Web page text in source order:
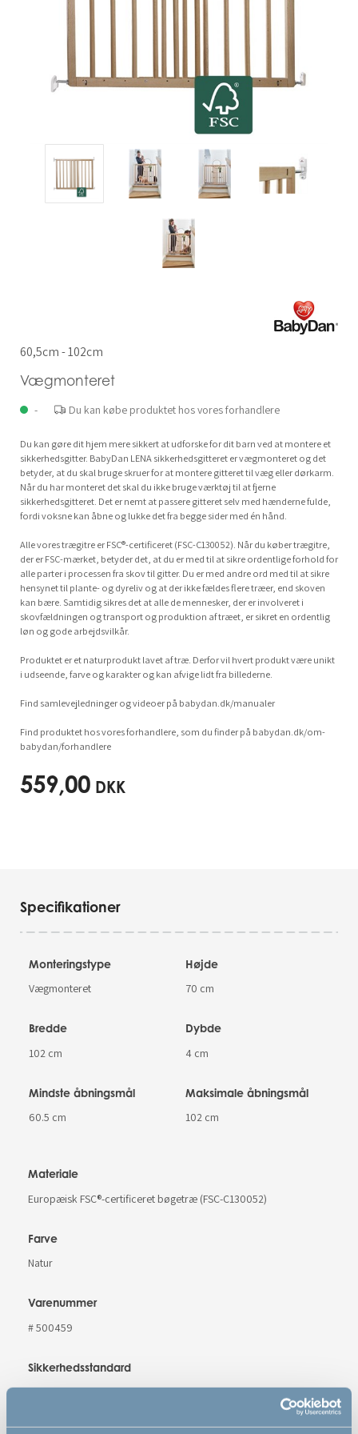
60,5cm - 102cm
Vægmonteret
- Du kan købe produktet hos vores forhandlere
Du kan gøre dit hjem mere sikkert at udforske for dit barn ved at montere et
sikkerhedsgitter. BabyDan LENA sikkerhedsgitteret er vægmonteret og det
betyder, at du skal bruge skruer for at montere gitteret til væg eller dørkarm.
Når du har monteret det skal du ikke bruge værktøj til at fjerne
sikkerhedsgitteret. Det er nemt at passere gitteret selv med hænderne fulde,
fordi voksne kan åbne og lukke det fra begge sider med én hånd.
Alle vores trægitre er FSC®-certificeret (FSC-C130052). Når du køber trægitre,
der er FSC-mærket, betyder det, at du er med til at sikre ordentlige forhold for
alle parter i processen fra skov til gitter. Du er med andre ord med til at sikre
hensynet til plante- og dyreliv og at der ikke fældes flere træer, end skoven
kan bære. Samtidig sikres det at alle de mennesker, der er involveret i
skovfældningen og transport og produktion af træet, er sikret en ordentlig
løn og gode arbejdsvilkår.
Produktet er et naturprodukt lavet af træ. Derfor vil hvert produkt være unikt
i udseende, farve og karakter og kan afvige lidt fra billederne.
Find samlevejledninger og videoer på babydan.dk/manualer
Find produktet hos vores forhandlere, som du finder på babydan.dk/om-
babydan/forhandlere
559,00 DKK
Specifikationer
Monteringstype
Vægmonteret
Højde
70 cm
Bredde
102 cm
Dybde
4 cm
Mindste åbningsmål
60.5 cm
Maksimale åbningsmål
102 cm
Materiale
Europæisk FSC®-certificeret bøgetræ (FSC-C130052)
Farve
Natur
Varenummer
# 500459
Sikkerhedsstandard
EN 1930 : 2011